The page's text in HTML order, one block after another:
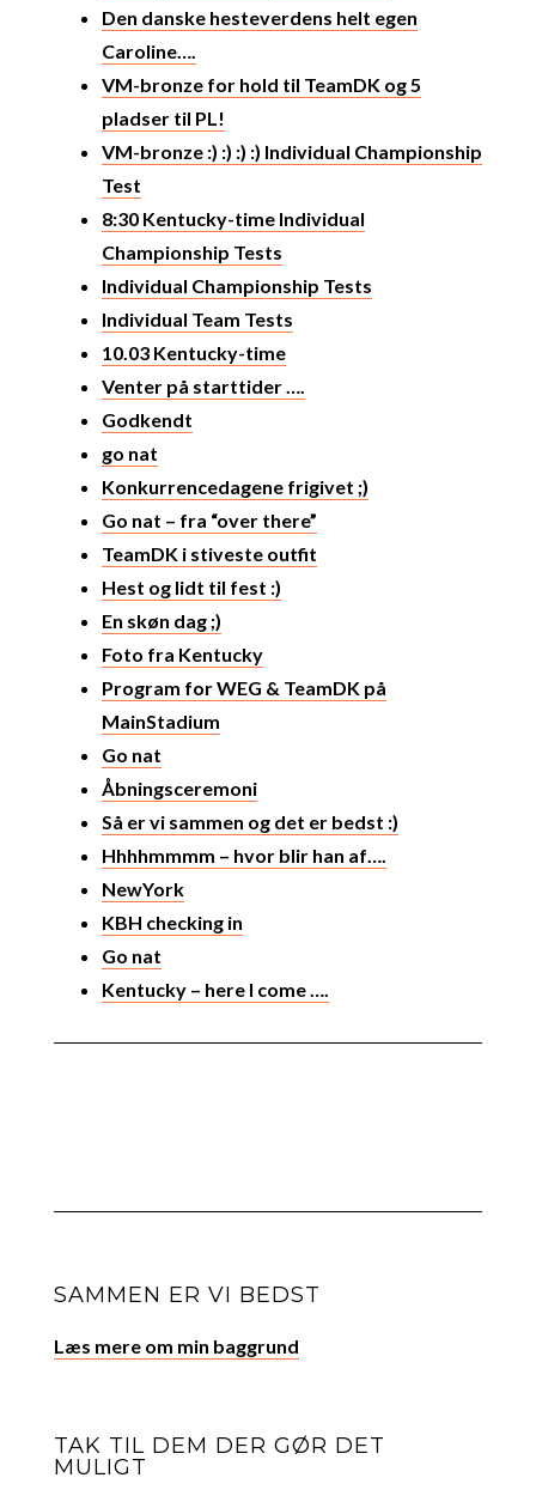
Den danske hesteverdens helt egen
Caroline….
VM-bronze for hold til TeamDK og 5
pladser til PL!
VM-bronze :) :) :) :) Individual Championship
Test
8:30 Kentucky-time Individual
Championship Tests
Individual Championship Tests
Individual Team Tests
10.03 Kentucky-time
Venter på starttider ….
Godkendt
go nat
Konkurrencedagene frigivet ;)
Go nat – fra “over there”
TeamDK i stiveste outfit
Hest og lidt til fest :)
En skøn dag ;)
Foto fra Kentucky
Program for WEG & TeamDK på
MainStadium
Go nat
Åbningsceremoni
Så er vi sammen og det er bedst :)
Hhhhmmmm – hvor blir han af….
NewYork
KBH checking in
Go nat
Kentucky – here I come ….
SAMMEN ER VI BEDST
Læs mere om min baggrund
TAK TIL DEM DER GØR DET
MULIGT